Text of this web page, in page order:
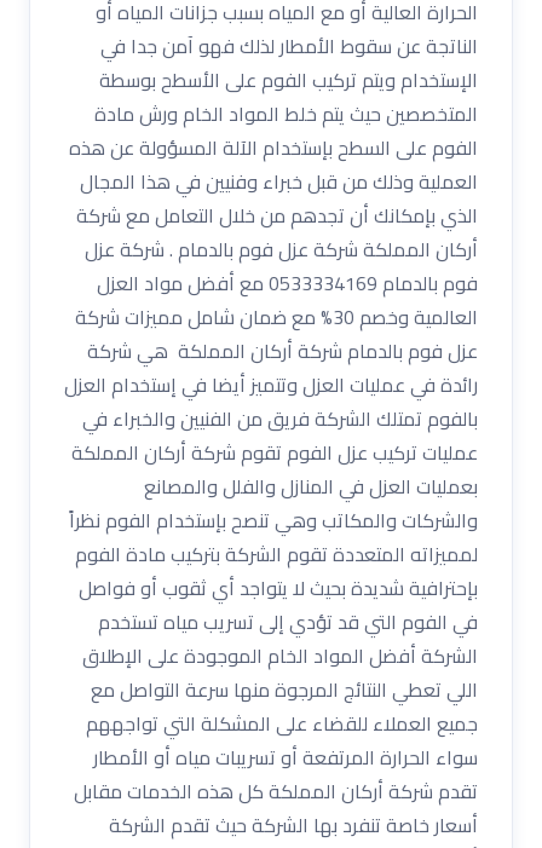
الحرارة العالية أو مع المياه بسبب جزانات المياه أو
الناتجة عن سقوط الأمطار لذلك فهو آمن جدا في
الإستخدام ويتم تركيب الفوم على الأسطح بوسطة
المتخصصين حيث يتم خلط المواد الخام ورش مادة
الفوم على السطح بإستخدام الآلة المسؤولة عن هذه
العملية وذلك من قبل خبراء وفنيين في هذا المجال
الذي بإمكانك أن تجدهم من خلال التعامل مع شركة
أركان المملكة شركة عزل فوم بالدمام . شركة عزل
فوم بالدمام 0533334169 مع أفضل مواد العزل
العالمية وخصم 30% مع ضمان شامل مميزات شركة
عزل فوم بالدمام شركة أركان المملكة هي شركة
رائدة في عمليات العزل وتتميز أيضا في إستخدام العزل
بالفوم تمتلك الشركة فريق من الفنيين والخبراء في
عمليات تركيب عزل الفوم تقوم شركة أركان المملكة
بعمليات العزل في المنازل والفلل والمصانع
والشركات والمكاتب وهي تنصح بإستخدام الفوم نظراً
لمميزاته المتعددة تقوم الشركة بتركيب مادة الفوم
بإحترافية شديدة بحيث لا يتواجد أي ثقوب أو فواصل
في الفوم التي قد تؤدي إلى تسريب مياه تستخدم
الشركة أفضل المواد الخام الموجودة على الإطلاق
اللي تعطي النتائج المرجوة منها سرعة التواصل مع
جميع العملاء للقضاء على المشكلة التي تواجههم
سواء الحرارة المرتفعة أو تسريبات مياه أو الأمطار
تقدم شركة أركان المملكة كل هذه الخدمات مقابل
أسعار خاصة تنفرد بها الشركة حيث تقدم الشركة